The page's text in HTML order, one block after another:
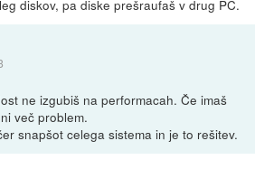
diskov, pa diske prešraufaš v drug PC.
ne izgubiš na performacah. Če imaš
več problem.
snapšot celega sistema in je to rešitev.